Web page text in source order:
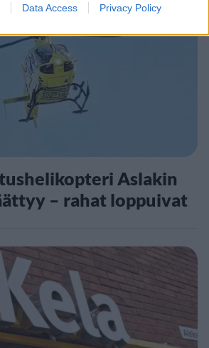
Data Access Privacy Policy
Aslakin
– rahat loppuivat